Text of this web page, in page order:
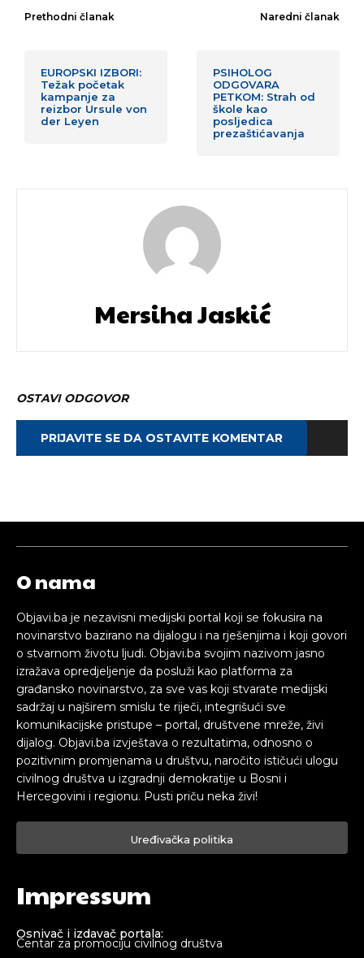
Prethodni članak
EUROPSKI IZBORI:
Težak početak
kampanje za
reizbor Ursule von
der Leyen
Naredni članak
PSIHOLOG
ODGOVARA
PETKOM: Strah od
škole kao
posljedica
prezaštićavanja
Mersiha Jaskić
OSTAVI ODGOVOR
PRIJAVITE SE DA OSTAVITE KOMENTAR
O nama
Objavi.ba je nezavisni medijski portal koji se fokusira na
novinarstvo bazirano na dijalogu i na rješenjima i koji govori
o stvarnom životu ljudi. Objavi.ba svojim nazivom jasno
izražava opredjeljenje da posluži kao platforma za
građansko novinarstvo, za sve vas koji stvarate medijski
sadržaj u najširem smislu te riječi, integrišući sve
komunikacijske pristupe – portal, društvene mreže, živi
dijalog. Objavi.ba izvještava o rezultatima, odnosno o
pozitivnim promjenama u društvu, naročito ističući ulogu
civilnog društva u izgradnji demokratije u Bosni i
Hercegovini i regionu. Pusti priču neka živi!
Uređivačka politika
Impressum
Osnivač i izdavač portala:
Centar za promociju civilnog društva